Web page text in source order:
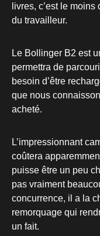
livres, c’est le
du travailleur.
Le Bollinger B2 est
permettra de
besoin d’être
que nous
acheté.
L’impressionnant
coûtera
puisse être un peu
pas vraiment
concurrence, il a la
remorquage qui
un fait.